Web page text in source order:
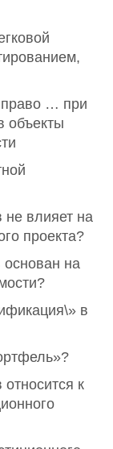
право … при
объекты
влияет на
проекта?
основан на
в
к